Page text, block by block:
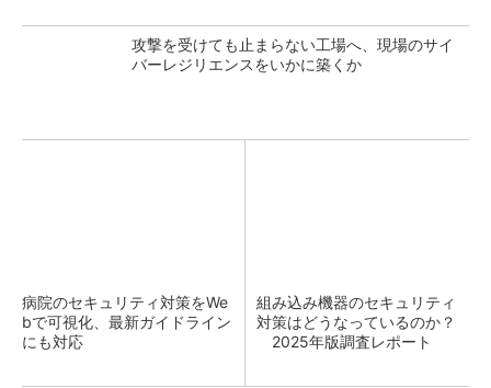
攻撃を受けても止まらない工場へ、現場のサイ
バーレジリエンスをいかに築くか
病院のセキュリティ対策をWe
bで可視化、最新ガイドライン
にも対応
組み込み機器のセキュリティ
対策はどうなっているのか？
2025年版調査レポート